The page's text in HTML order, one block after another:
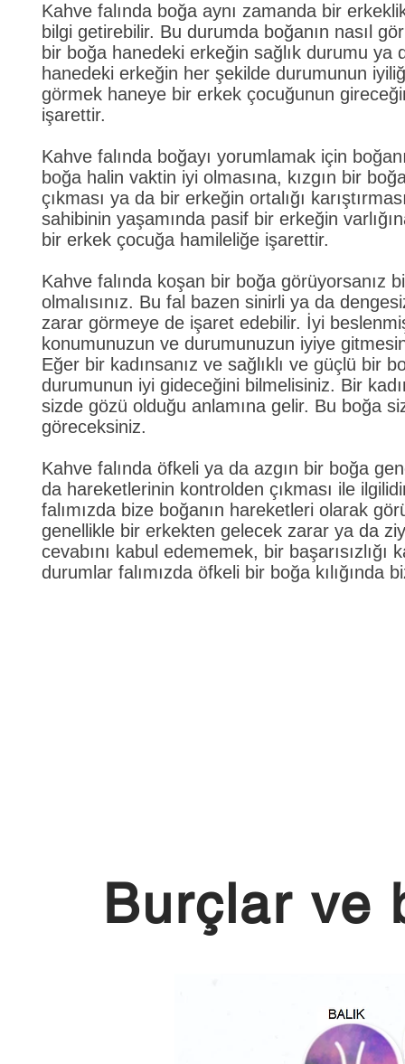
Kahve falında boğa aynı zamanda bir
bilgi getirebilir. Bu durumda boğanın nasıl
bir boğa hanedeki erkeğin sağlık durumu
hanedeki erkeğin her şekilde durumunun
görmek haneye bir erkek çocuğunun
işarettir.
Kahve falında boğayı yorumlamak için
boğa halin vaktin iyi olmasına, kızgın bir
çıkması ya da bir erkeğin ortalığı
sahibinin yaşamında pasif bir erkeğin
bir erkek çocuğa hamileliğe işarettir.
Kahve falında koşan bir boğa görüyorsanız
olmalısınız. Bu fal bazen sinirli ya da
zarar görmeye de işaret edebilir. İyi
konumunuzun ve durumunuzun iyiye
Eğer bir kadınsanız ve sağlıklı ve güçlü bir
durumunun iyi gideceğini bilmelisiniz. Bir
sizde gözü olduğu anlamına gelir. Bu boğa
göreceksiniz.
Kahve falında öfkeli ya da azgın bir boğa
da hareketlerinin kontrolden çıkması ile
falımızda bize boğanın hareketleri olarak
genellikle bir erkekten gelecek zarar ya da
cevabını kabul edememek, bir
durumlar falımızda öfkeli bir boğa kılığında
Burçlar ve